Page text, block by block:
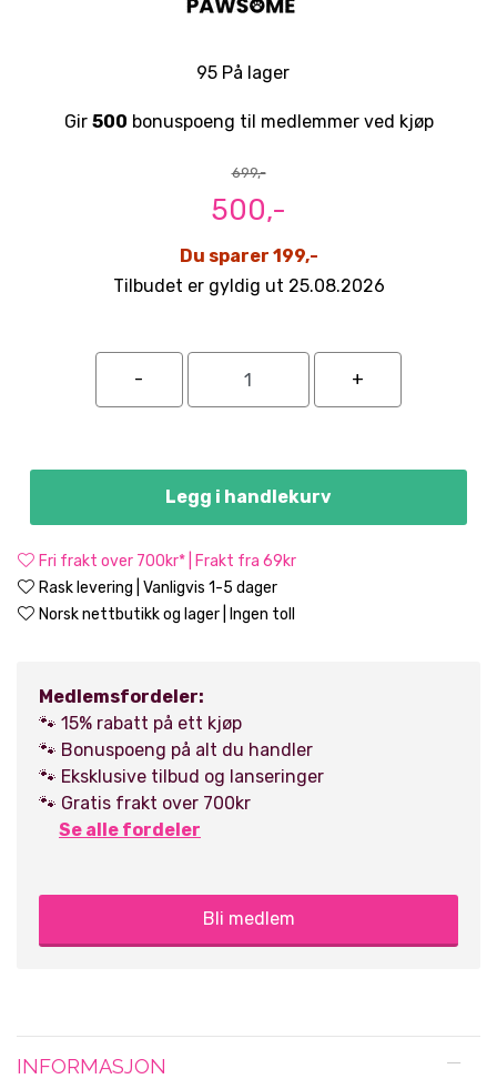
95 På lager
Gir 500 bonuspoeng til medlemmer ved kjøp
699,-
500,-
Du sparer 199,-
Tilbudet er gyldig ut 25.08.2026
Legg i handlekurv
Fri frakt over 700kr* | Frakt fra 69kr
Rask levering | Vanligvis 1-5 dager
Norsk nettbutikk og lager | Ingen toll
Medlemsfordeler:
🐾 15% rabatt på ett kjøp
🐾 Bonuspoeng på alt du handler
🐾 Eksklusive tilbud og lanseringer
🐾 Gratis frakt over 700kr
Se alle fordeler
Bli medlem
INFORMASJON